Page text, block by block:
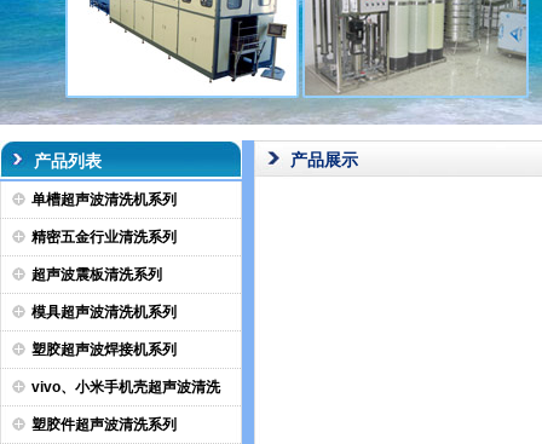
产品列表
单槽超声波清洗机系列
精密五金行业清洗系列
超声波震板清洗系列
模具超声波清洗机系列
塑胶超声波焊接机系列
vivo、小米手机壳超声波清洗
塑胶件超声波清洗系列
产品展示